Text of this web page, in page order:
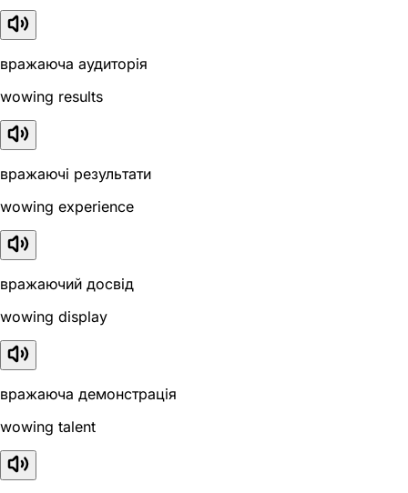
вражаюча аудиторія
wowing results
вражаючі результати
wowing experience
вражаючий досвід
wowing display
вражаюча демонстрація
wowing talent